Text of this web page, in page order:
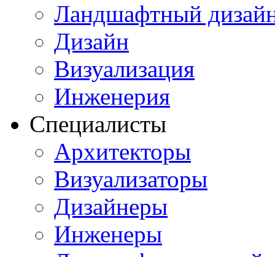
Ландшафтный
Дизайн
Визуализация
Инженерия
Специалисты
Архитекторы
Визуализаторы
Дизайнеры
Инженеры